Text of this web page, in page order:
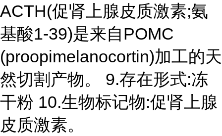
ACTH(促肾上腺皮质激素;氨
基酸1-39)是来自POMC
(proopimelanocortin)加工的天
然切割产物。 9.存在形式:冻
干粉 10.生物标记物:促肾上腺
皮质激素。